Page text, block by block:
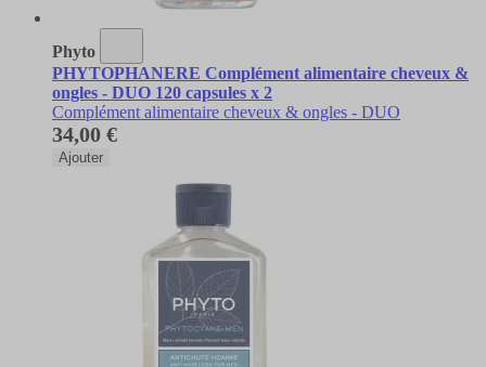
Phyto
PHYTOPHANERE Complément alimentaire cheveux &
ongles - DUO 120 capsules x 2
Complément alimentaire cheveux & ongles - DUO
34,00 €
Ajouter